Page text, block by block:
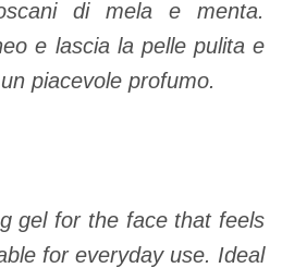
di mela e menta.
e lascia la pelle pulita e
piacevole profumo.
gel for the face that feels
for everyday use. Ideal